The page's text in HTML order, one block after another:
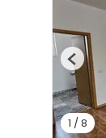
1 / 8